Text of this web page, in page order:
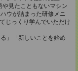
見たこともないマシン
ウが詰まった研修メニ
じっくり学んでいただけ
」「新しいことを始め